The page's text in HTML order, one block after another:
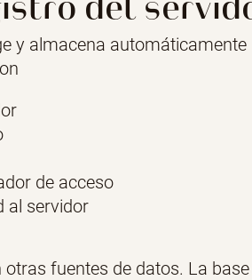
y almacena
de acceso
al servidor
fuentes de datos. La